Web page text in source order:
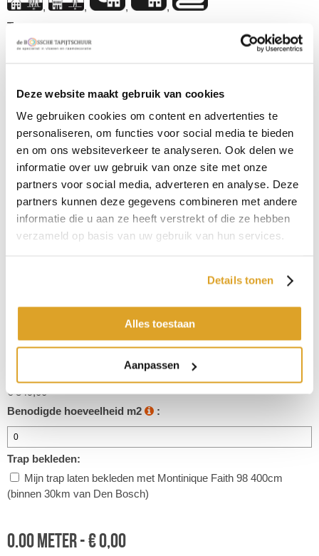
Deze website maakt gebruik van cookies
We gebruiken cookies om content en advertenties te
personaliseren, om functies voor social media te bieden
en om ons websiteverkeer te analyseren. Ook delen we
informatie over uw gebruik van onze site met onze
partners voor social media, adverteren en analyse. Deze
partners kunnen deze gegevens combineren met andere
informatie die u aan ze heeft verstrekt of die ze hebben
verzameld op basis van uw gebruik van hun services.
Details tonen
Alles toestaan
Aanpassen
, , ,
,
Type
Frise
2200 gram
Poolhoogte
13,5 mm
Samenstelling omschrijving
Polyamide
Garantie
ja 7 jaar woongebruik
4 m2
Prijs per strekkende meter:
€ 349,00
Benodigde hoeveelheid m2
:
Trap bekleden:
Mijn trap laten bekleden met Montinique Faith 98 400cm
(binnen 30km van Den Bosch)
0.00meter -€0,00